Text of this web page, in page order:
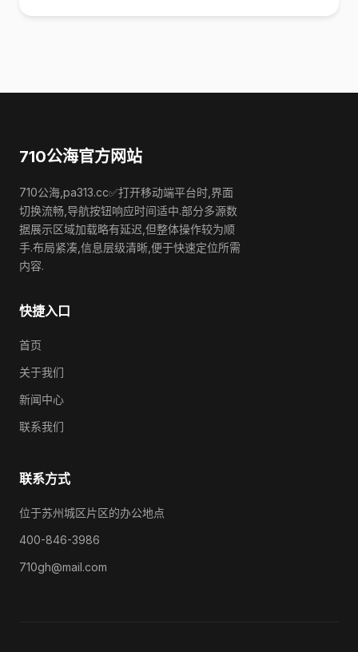
710公海官方网站
710公海,pa313.cc✅打开移动端平台时,界面
切换流畅,导航按钮响应时间适中.部分多源数
据展示区域加载略有延迟,但整体操作较为顺
手.布局紧凑,信息层级清晰,便于快速定位所需
内容.
快捷入口
首页
关于我们
新闻中心
联系我们
联系方式
位于苏州城区片区的办公地点
400-846-3986
710gh@mail.com